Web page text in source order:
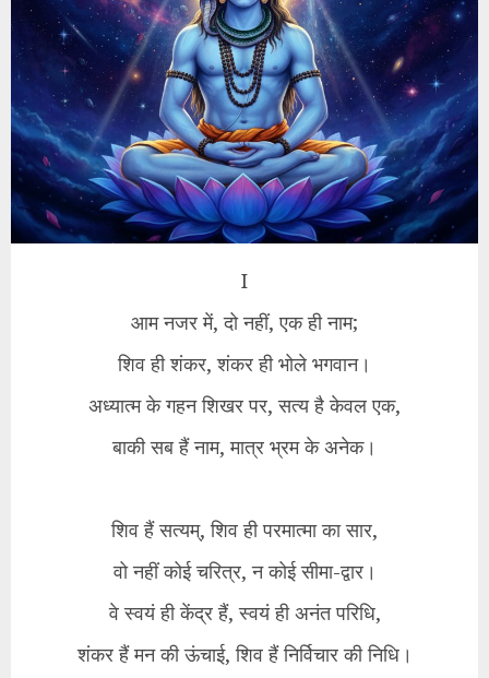
I
आम नजर में, दो नहीं, एक ही नाम;
शिव ही शंकर, शंकर ही भोले भगवान।
अध्यात्म के गहन शिखर पर, सत्य है केवल एक,
बाकी सब हैं नाम, मात्र भ्रम के अनेक।
शिव हैं सत्यम्, शिव ही परमात्मा का सार,
वो नहीं कोई चरित्र, न कोई सीमा-द्वार।
वे स्वयं ही केंद्र हैं, स्वयं ही अनंत परिधि,
शंकर हैं मन की ऊंचाई, शिव हैं निर्विचार की निधि।